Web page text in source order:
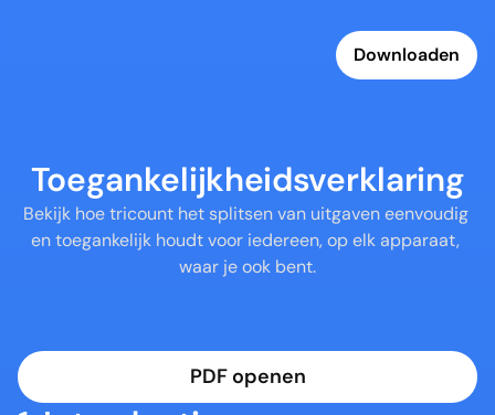
Downloaden
Toegankelijkheidsverklaring
Bekijk hoe tricount het splitsen van uitgaven eenvoudig
en toegankelijk houdt voor iedereen, op elk apparaat,
waar je ook bent.
PDF openen